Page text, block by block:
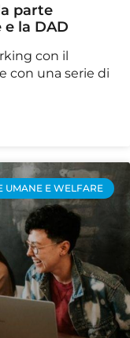
parte
e la DAD
con il
con una serie di
UMANE E WELFARE